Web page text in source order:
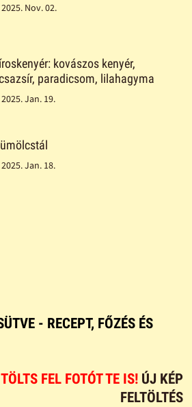
2025. Nov. 02.
kovászos kenyér,
paradicsom, lilahagyma
2025. Jan. 19.
2025. Jan. 18.
- RECEPT, FŐZÉS ÉS
TÖLTS FEL FOTÓT TE IS! ÚJ KÉP
FELTÖLTÉS